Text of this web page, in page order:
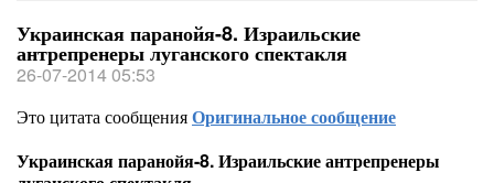
Украинская паранойя-8. Израильские
антрепренеры луганского спектакля
26-07-2014 05:53
Это цитата сообщенияОригинальное сообщение
Украинская паранойя-8. Израильские антрепренеры